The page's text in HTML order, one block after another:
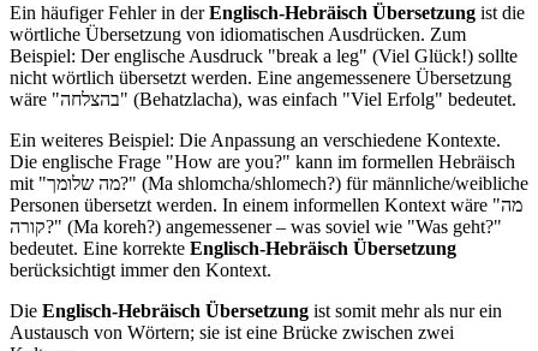
Ein häufiger Fehler in derEnglisch-Hebräisch Übersetzung ist die
wörtliche Übersetzung von idiomatischen Ausdrücken. Zum
Beispiel: Der englische Ausdruck "break a leg" (Viel Glück!) sollte
nicht wörtlich übersetzt werden. Eine angemessenere Übersetzung
wäre "בהצלחה" (Behatzlacha), was einfach "Viel Erfolg" bedeutet.
Ein weiteres Beispiel: Die Anpassung an verschiedene Kontexte.
Die englische Frage "How are you?" kann im formellen Hebräisch
mit "מה שלומך?" (Ma shlomcha/shlomech?) für männliche/weibliche
Personen übersetzt werden. In einem informellen Kontext wäre "מה
קורה?" (Ma koreh?) angemessener – was soviel wie "Was geht?"
bedeutet. Eine korrekte Englisch-Hebräisch Übersetzung
berücksichtigt immer den Kontext.
Die Englisch-Hebräisch Übersetzung ist somit mehr als nur ein
Austausch von Wörtern; sie ist eine Brücke zwischen zwei